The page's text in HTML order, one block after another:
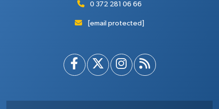
0 372 281 06 66
[email protected]